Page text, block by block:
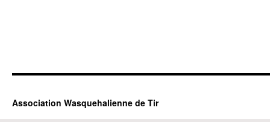
Association Wasquehalienne de Tir